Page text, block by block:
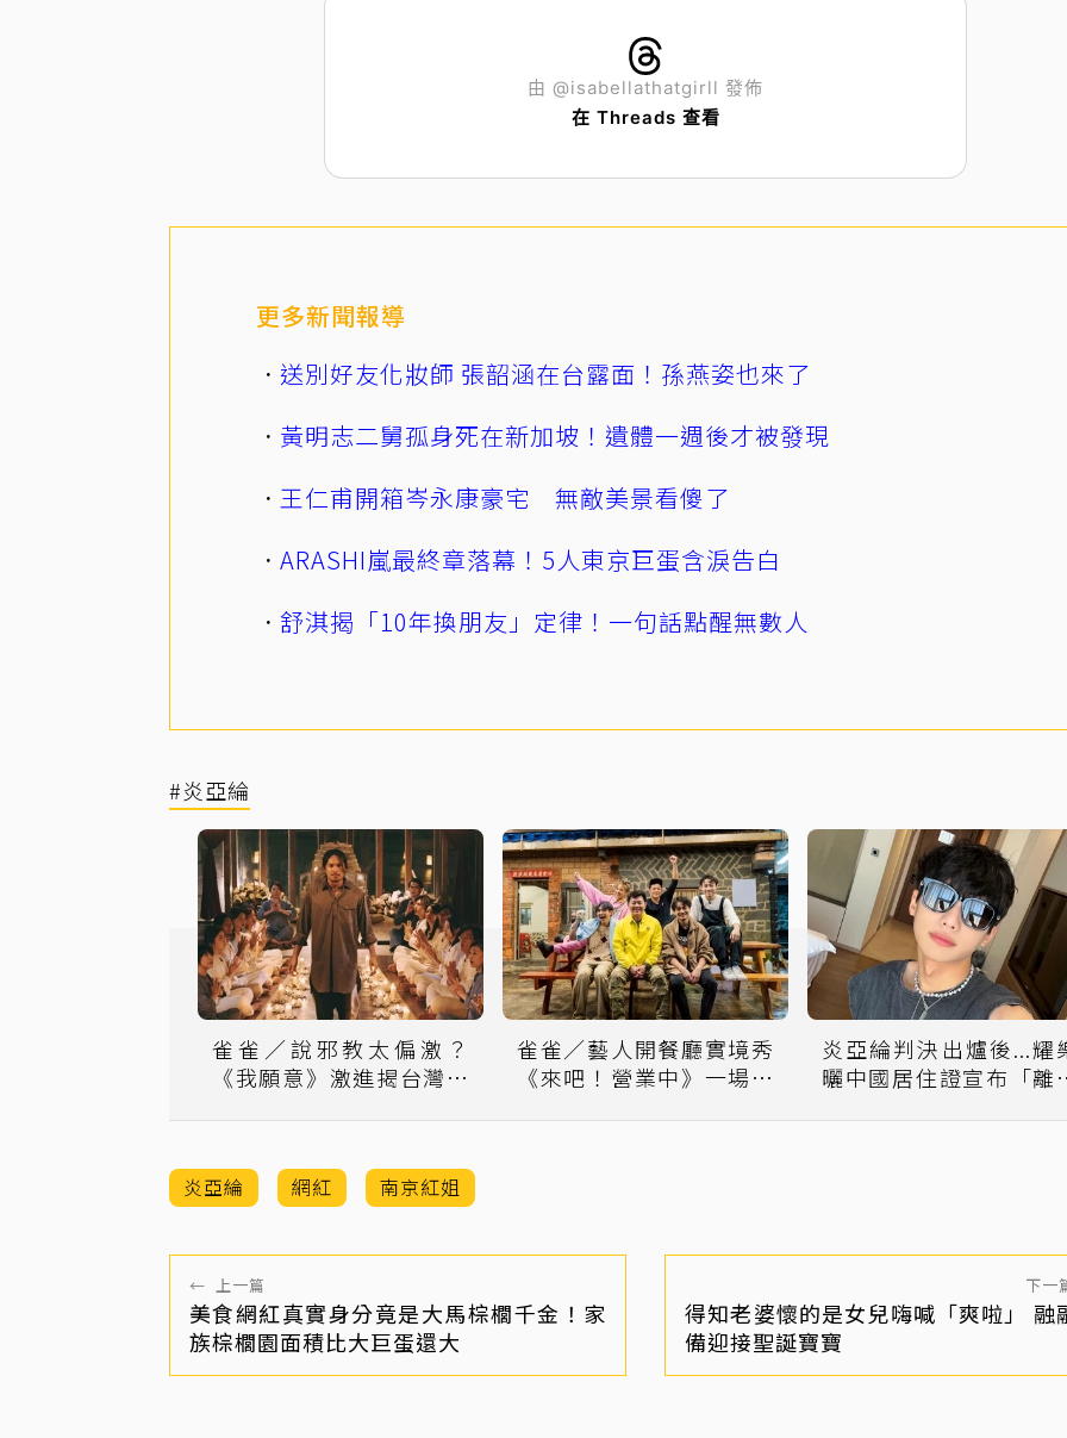
由 @isabellathatgirll 發佈
在 Threads 查看
更多新聞報導
送別好友化妝師 張韶涵在台露面！孫燕姿也來了
黃明志二舅孤身死在新加坡！遺體一週後才被發現
王仁甫開箱岑永康豪宅 無敵美景看傻了
ARASHI嵐最終章落幕！5人東京巨蛋含淚告白
舒淇揭「10年換朋友」定律！一句話點醒無數人
#炎亞綸
雀雀／說邪教太偏激？
《我願意》激進揭台灣人
雀雀／藝人開餐廳實境秀
《來吧！營業中》一場台
炎亞綸判決出爐後...耀
曬中國居住證宣布「離
炎亞綸 網紅 南京紅姐
← 上一篇
美食網紅真實身分竟是大馬棕櫚千金！家
族棕櫚園面積比大巨蛋還大
下一
得知老婆懷的是女兒嗨喊「爽啦」 融
備迎接聖誕寶寶